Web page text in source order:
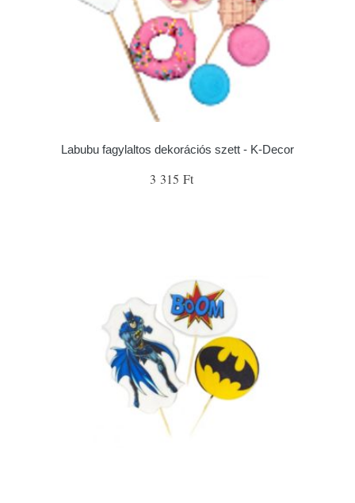
Labubu fagylaltos dekorációs szett - K-Decor
3 315 Ft